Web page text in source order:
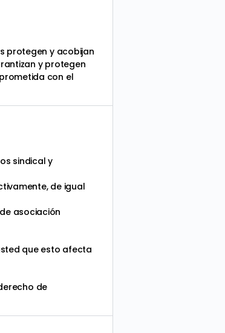
protegen y acobijan
y protegen
con el
sindical y
de igual
asociación
que esto afecta
de